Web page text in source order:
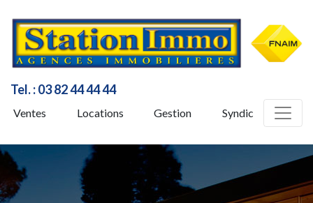
Tel. :03 82 44 44 44
Ventes Locations Gestion Syndic